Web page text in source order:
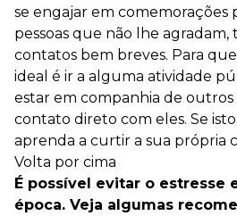
se engajar em comemorações
pessoas que não lhe agradam,
contatos bem breves. Para
ideal é ir a alguma atividade
estar em companhia de
contato direto com eles. Se
aprenda a curtir a sua própria
Volta por cima
É possível evitar o estresse
época. Veja algumas